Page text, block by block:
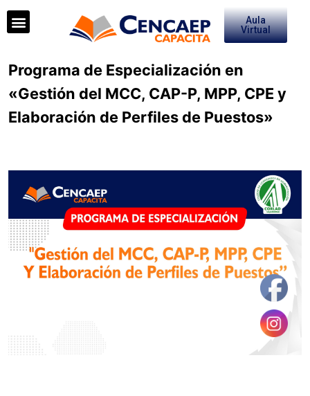
Aula
Virtual
Programa de Especialización en
«Gestión del MCC, CAP-P, MPP, CPE y
Elaboración de Perfiles de Puestos»